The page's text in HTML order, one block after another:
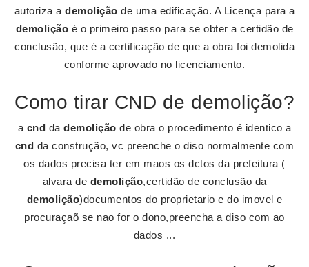
autoriza a demolição de uma edificação. A Licença para a
demolição é o primeiro passo para se obter a certidão de
conclusão, que é a certificação de que a obra foi demolida
conforme aprovado no licenciamento.
Como tirar CND de demolição?
a cnd da demolição de obra o procedimento é identico a
cnd da construção, vc preenche o diso normalmente com
os dados precisa ter em maos os dctos da prefeitura (
alvara de demolição,certidão de conclusão da
demolição)documentos do proprietario e do imovel e
procuraçaõ se nao for o dono,preencha a diso com ao
dados ...